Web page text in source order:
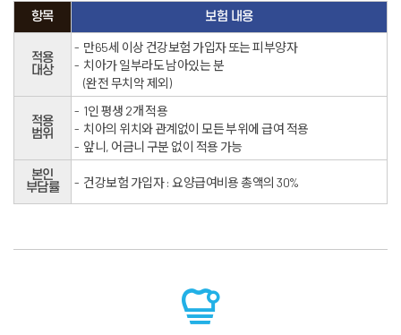
항목 보험 내용
적용
대상
만65세 이상 건강보험 가입자 또는 피부양자
치아가 일부라도 남아있는 분
(완전 무치악 제외)
적용
범위
1인 평생 2개 적용
치아의 위치와 관계없이 모든 부위에 급여 적용
앞니, 어금니 구분 없이 적용 가능
본인
부담률
건강보험 가입자 : 요양급여비용 총액의 30%